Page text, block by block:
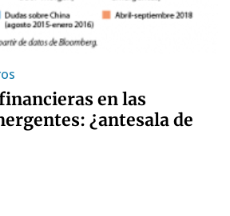
en las
¿antesala de